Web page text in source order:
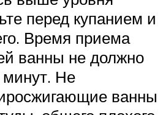
перед купанием и
Время приема
ванны не должно
Не
ванны